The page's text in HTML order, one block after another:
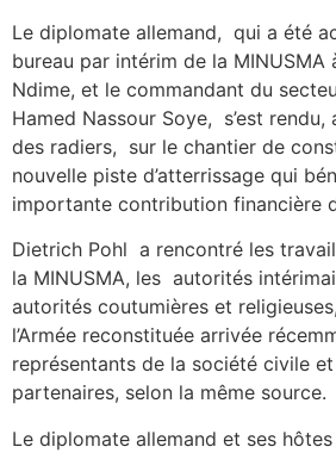
Le diplomate allemand, qui a été
bureau par intérim de la
Ndime, et le commandant du
Hamed Nassour Soye, s’est rendu,
des radiers, sur le chantier de
nouvelle piste d’atterrissage qui
importante contribution financière
Dietrich Pohl a rencontré les
la MINUSMA, les autorités
autorités coutumières et
l’Armée reconstituée arrivée
représentants de la société civile et
partenaires, selon la même source.
Le diplomate allemand et ses